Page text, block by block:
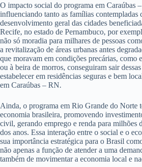
O impacto social do programa em Caraúbas
influenciando tanto as famílias contempladas
desenvolvimento geral das cidades
Recife, no estado de Pernambuco, por
não só moradia para milhares de pessoas
a revitalização de áreas urbanas antes
que moravam em condições precárias, como
ou à beira de morros, conseguiram sair
estabelecer em residências seguras e bem
em Caraúbas – RN.
Ainda, o programa em Rio Grande do Norte
economia brasileira, promovendo
civil, gerando emprego e renda para milhões
dos anos. Essa interação entre o social e o
sua importância estratégica para o Brasil
não apenas a função de atender a uma
também de movimentar a economia local e